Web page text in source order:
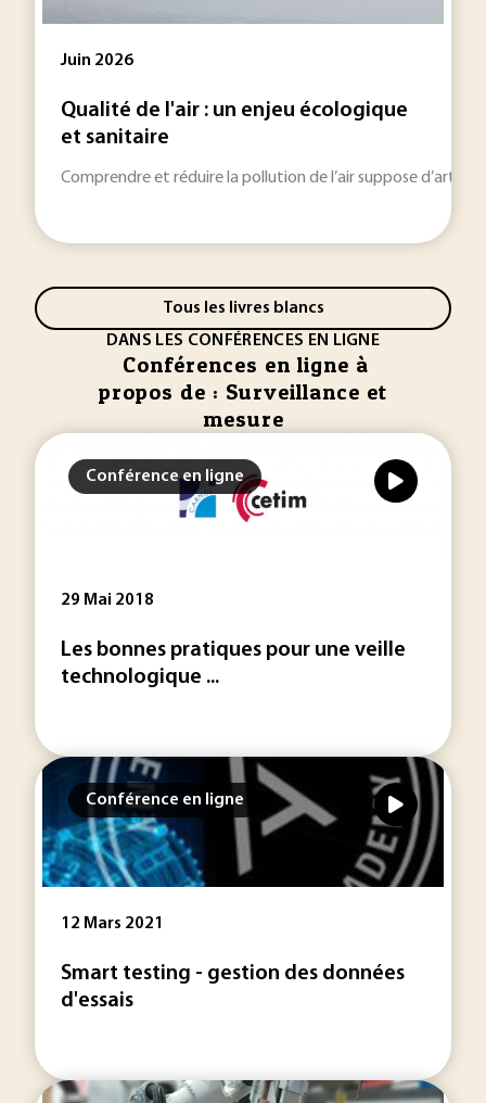
Juin 2026
Qualité de l'air : un enjeu écologique
et sanitaire
Comprendre et réduire la pollution de l’air suppose
Tous les livres blancs
DANS LES CONFÉRENCES EN LIGNE
Conférences en ligne à
propos de : Surveillance et
mesure
Conférence en ligne
29 Mai 2018
Les bonnes pratiques pour une veille
technologique ...
Conférence en ligne
12 Mars 2021
Smart testing - gestion des données
d'essais